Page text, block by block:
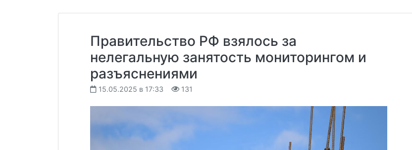
Правительство РФ взялось за
нелегальную занятость мониторингом и
разъяснениями
15.05.2025 в 17:33 131